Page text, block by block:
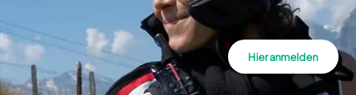
Hier anmelden